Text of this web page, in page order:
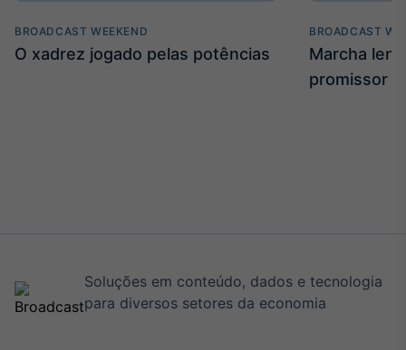
BROADCAST WEEKEND
O xadrez jogado pelas potências
BROADCAST
Marcha
promissor
Soluções em conteúdo, dados e tecnologia
para diversos setores da economia